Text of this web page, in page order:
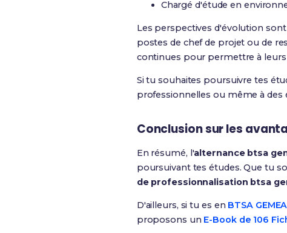
Chargé d'étude en
Les perspectives d'évolution
postes de chef de projet ou de
continues pour permettre à
Si tu souhaites poursuivre tes
professionnelles ou même à des
Conclusion sur les
En résumé, l'alternance btsa
poursuivant tes études. Que tu
de professionnalisation btsa
D'ailleurs, si tu es en BTSA
proposons un E-Book de 106